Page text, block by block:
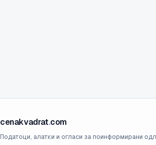
cenakvadrat.com
Податоци, алатки и огласи за поинформирани